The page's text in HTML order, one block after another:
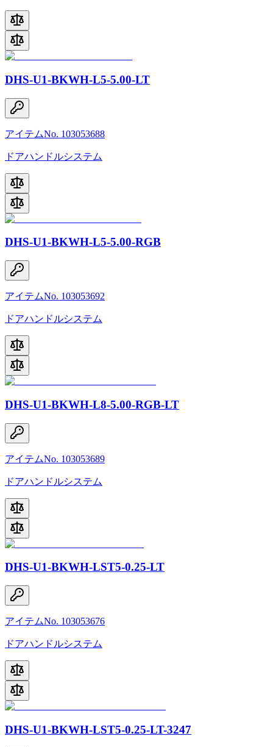
DHS-U1-BKWH-L5-5.00-LT
アイテムNo. 103053688
ドアハンドルシステム
DHS-U1-BKWH-L5-5.00-RGB
アイテムNo. 103053692
ドアハンドルシステム
DHS-U1-BKWH-L8-5.00-RGB-LT
アイテムNo. 103053689
ドアハンドルシステム
DHS-U1-BKWH-LST5-0.25-LT
アイテムNo. 103053676
ドアハンドルシステム
DHS-U1-BKWH-LST5-0.25-LT-3247